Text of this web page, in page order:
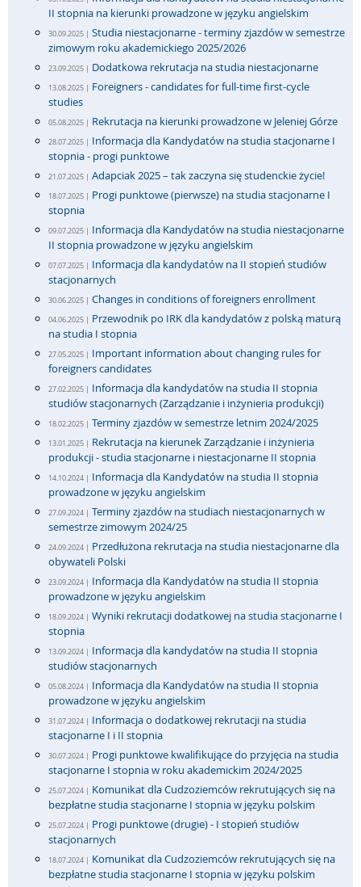
II stopnia na kierunki prowadzone w języku angielskim
30.09.2025 | Studia niestacjonarne - terminy zjazdów w semestrze
zimowym roku akademickiego 2025/2026
23.09.2025 | Dodatkowa rekrutacja na studia niestacjonarne
13.08.2025 | Foreigners - candidates for full-time first-cycle
studies
05.08.2025 | Rekrutacja na kierunki prowadzone w Jeleniej Górze
28.07.2025 | Informacja dla Kandydatów na studia stacjonarne I
stopnia - progi punktowe
21.07.2025 | Adapciak 2025 – tak zaczyna się studenckie życie!
18.07.2025 | Progi punktowe (pierwsze) na studia stacjonarne I
stopnia
09.07.2025 | Informacja dla Kandydatów na studia niestacjonarne
II stopnia prowadzone w języku angielskim
07.07.2025 | Informacja dla kandydatów na II stopień studiów
stacjonarnych
30.06.2025 | Changes in conditions of foreigners enrollment
04.06.2025 | Przewodnik po IRK dla kandydatów z polską maturą
na studia I stopnia
27.05.2025 | Important information about changing rules for
foreigners candidates
27.02.2025 | Informacja dla kandydatów na studia II stopnia
studiów stacjonarnych (Zarządzanie i inżynieria produkcji)
18.02.2025 | Terminy zjazdów w semestrze letnim 2024/2025
13.01.2025 | Rekrutacja na kierunek Zarządzanie i inżynieria
produkcji - studia stacjonarne i niestacjonarne II stopnia
14.10.2024 | Informacja dla Kandydatów na studia II stopnia
prowadzone w języku angielskim
27.09.2024 | Terminy zjazdów na studiach niestacjonarnych w
semestrze zimowym 2024/25
24.09.2024 | Przedłużona rekrutacja na studia niestacjonarne dla
obywateli Polski
23.09.2024 | Informacja dla Kandydatów na studia II stopnia
prowadzone w języku angielskim
18.09.2024 | Wyniki rekrutacji dodatkowej na studia stacjonarne I
stopnia
13.09.2024 | Informacja dla kandydatów na studia II stopnia
studiów stacjonarnych
05.08.2024 | Informacja dla Kandydatów na studia II stopnia
prowadzone w języku angielskim
31.07.2024 | Informacja o dodatkowej rekrutacji na studia
stacjonarne I i II stopnia
30.07.2024 | Progi punktowe kwalifikujące do przyjęcia na studia
stacjonarne I stopnia w roku akademickim 2024/2025
25.07.2024 | Komunikat dla Cudzoziemców rekrutujących się na
bezpłatne studia stacjonarne I stopnia w języku polskim
25.07.2024 | Progi punktowe (drugie) - I stopień studiów
stacjonarnych
18.07.2024 | Komunikat dla Cudzoziemców rekrutujących się na
bezpłatne studia stacjonarne I stopnia w języku polskim